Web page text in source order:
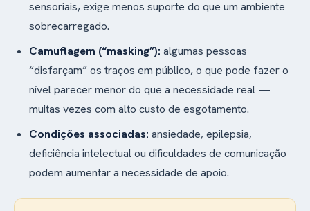
sensoriais, exige menos suporte do que um ambiente
sobrecarregado.
Camuflagem (“masking”): algumas pessoas
“disfarçam” os traços em público, o que pode fazer o
nível parecer menor do que a necessidade real —
muitas vezes com alto custo de esgotamento.
Condições associadas: ansiedade, epilepsia,
deficiência intelectual ou dificuldades de comunicação
podem aumentar a necessidade de apoio.